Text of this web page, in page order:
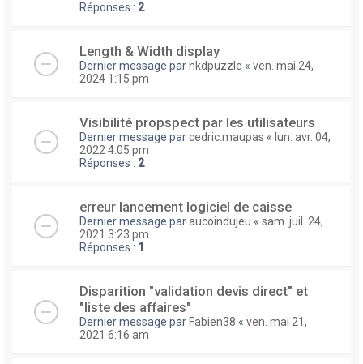
Réponses : 2
Length & Width display
Dernier message parnkdpuzzle « ven. mai 24,
2024 1:15 pm
Visibilité propspect par les utilisateurs
Dernier message parcedric.maupas « lun. avr. 04,
2022 4:05 pm
Réponses : 2
erreur lancement logiciel de caisse
Dernier message paraucoindujeu « sam. juil. 24,
2021 3:23 pm
Réponses : 1
Disparition "validation devis direct" et
"liste des affaires"
Dernier message parFabien38 « ven. mai 21,
2021 6:16 am